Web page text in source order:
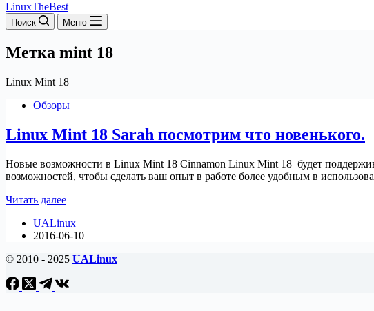
LinuxTheBest
Поиск Меню
Метка mint 18
Linux Mint 18
Обзоры
Linux Mint 18 Sarah посмотрим что новенького.
Новые возможности в Linux Mint 18 Cinnamon Linux Mint 18 будет
возможностей, чтобы сделать ваш опыт в работе более удобным в
Читать далееLinux
18
Sarah
что
UALinux
2016-06-10
© 2010 - 2025 UALinux